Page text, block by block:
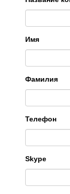
Имя
Фамилия
Телефон
Skype